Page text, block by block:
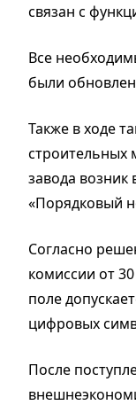
связан с
Все
были
Также в ходе
строительных
завода
«Порядковый
Согласно
комиссии от
поле
цифровых
После